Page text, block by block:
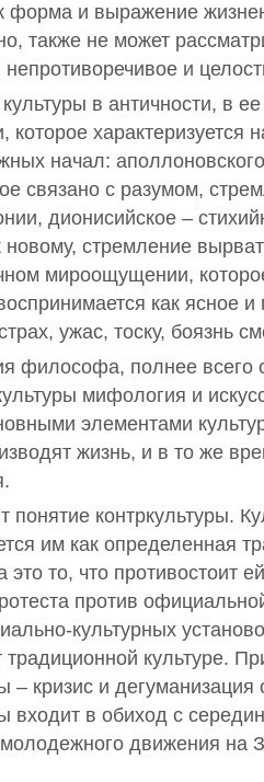
форма и выражение
также не может
непротиворечивое и
в античности, в
которое характеризуется
начал:
связано с разумом,
дионисийское –
новому, стремление
мироощущении,
как ясное
ужас, тоску, боязнь
философа, полнее всего
мифология и
элементами
жизнь, и в то же
понятие контркультуры.
им как определенная
это то, что противостоит
против
культурных
традиционной культуре.
– кризис и
входит в обиход с
движения на